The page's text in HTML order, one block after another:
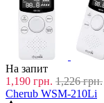
На запит
1,190 грн. 1,226 грн.
Cherub WSM-210Li